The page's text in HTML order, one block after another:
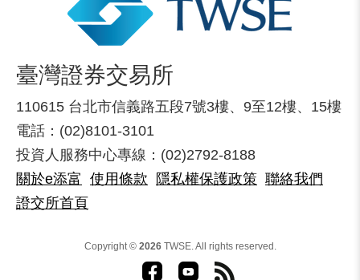
臺灣證券交易所
110615 台北市信義路五段7號3樓、9至12樓、15樓
電話：(02)8101-3101
投資人服務中心專線：(02)2792-8188
關於e添富 使用條款 隱私權保護政策 聯絡我們
證交所首頁
Copyright © 2026TWSE. All rights reserved.